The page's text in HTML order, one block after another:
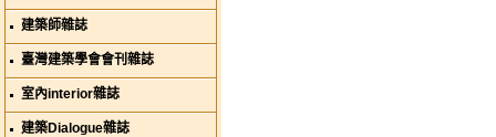
建築師雜誌
臺灣建築學會會刊雜誌
室內interior雜誌
建築Dialogue雜誌